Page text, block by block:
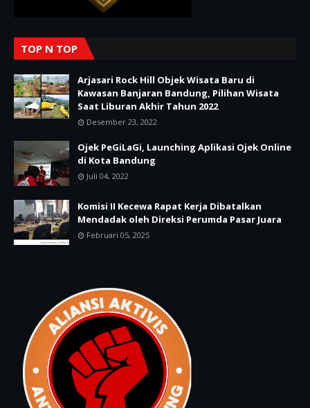
TOP N TOP
Arjasari Rock Hill Objek Wisata Baru di
Kawasan Banjaran Bandung, Pilihan Wisata
Saat Liburan Akhir Tahun 2022
Desember 23, 2022
Ojek PeGiLaGi, Launching Aplikasi Ojek Online
di Kota Bandung
Juli 04, 2022
Komisi II Kecewa Rapat Kerja Dibatalkan
Mendadak oleh Direksi Perumda Pasar Juara
Februari 05, 2025